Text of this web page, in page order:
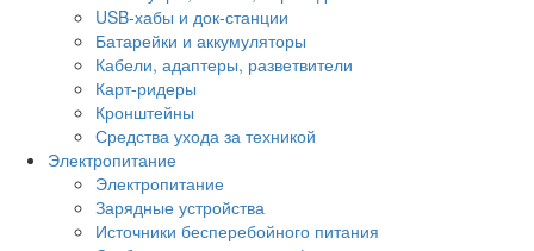
USB-хабы и док-станции
Батарейки и аккумуляторы
Кабели, адаптеры, разветвители
Карт-ридеры
Кронштейны
Средства ухода за техникой
Электропитание
Электропитание
Зарядные устройства
Источники бесперебойного питания